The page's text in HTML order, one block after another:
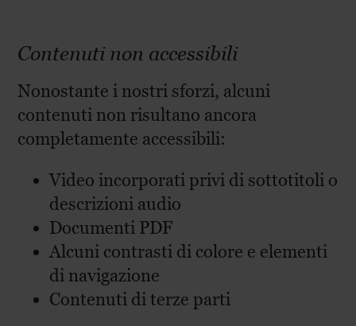
Contenuti non accessibili
Nonostante i nostri sforzi, alcuni
contenuti non risultano ancora
completamente accessibili:
Video incorporati privi di sottotitoli o
descrizioni audio
Documenti PDF
Alcuni contrasti di colore e elementi
di navigazione
Contenuti di terze parti